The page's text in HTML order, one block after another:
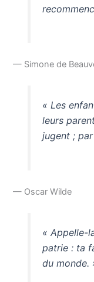
— Simone de
« Les
leurs
jugent ;
— Oscar Wilde
« Appelle-
patrie : ta
du monde.